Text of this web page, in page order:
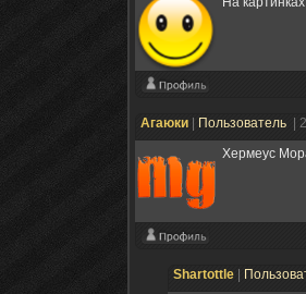
Агаюки Пользователь
|
Хермеус
Shartottle